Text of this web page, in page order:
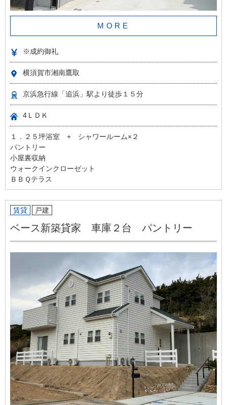
MORE
※成約御礼
横須賀市湘南鷹取
京浜急行線「追浜」駅より徒歩１５分
4ＬＤＫ
１．２５坪浴室 + シャワールーム×２
パントリー
小屋裏収納
ウォークインクローゼット
ＢＢＱテラス
賃貸 戸建
ベース新築貸家 車庫２台 パントリー